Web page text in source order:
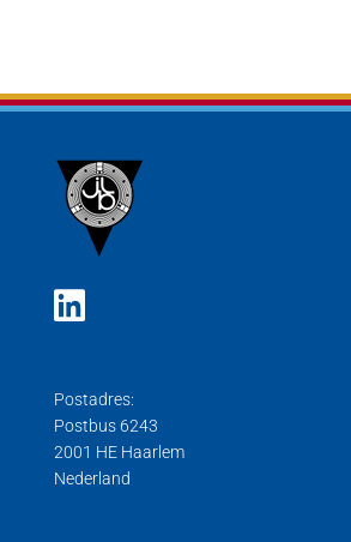
Postadres:
Postbus 6243
2001 HE Haarlem
Nederland